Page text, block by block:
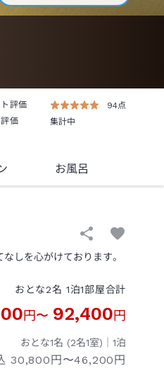
評価
94点
価
集計中
お風呂
しを心がけております。
おとな2名 1泊1部屋合計
円〜 92,400円
おとな1名 (2名1室)｜ 1泊
30,800円〜46,200円